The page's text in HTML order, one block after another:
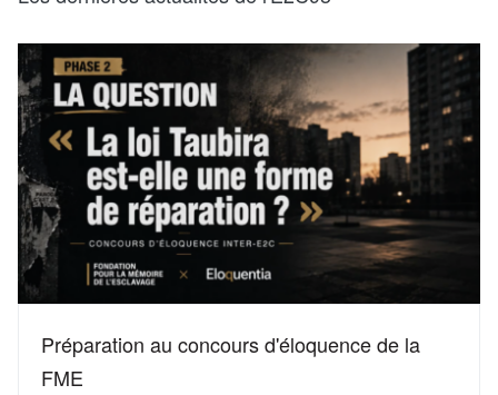
Préparation au concours d'éloquence de la
FME